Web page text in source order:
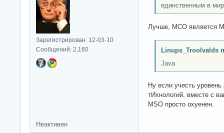
Зарегистрирован: 12-03-10
Сообщений: 2,160
единственным в
Лучше, МСО является
Linups_Troolvalds
Java
Ну если учесть
тИхнологий, вместе с
MSO просто охуенен.
Неактивен